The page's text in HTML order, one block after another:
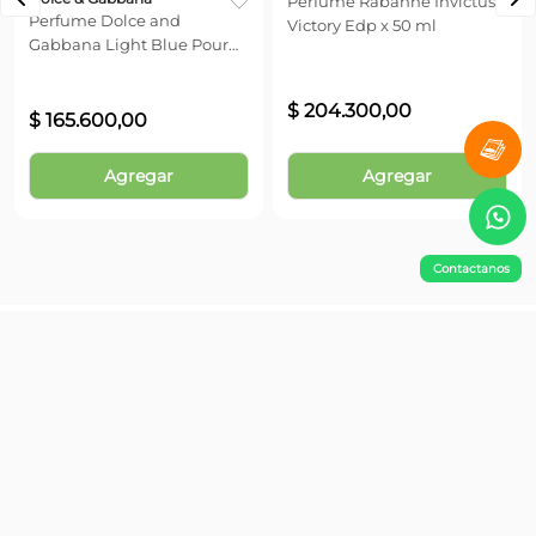
Contactanos
Perfume Dolce and
Gabbana Light Blue Pour
$ 165.600,00
Agregar
Victory Edp x 50 ml
$ 204.300,00
Agregar